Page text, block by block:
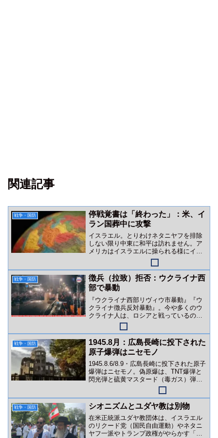
関連記事
戦争・国防
停戦覚書は「終わった」：米、イ
ラン国葬中に攻撃
イスラエル。とりわけネタニヤフを排除
しない限り中東に和平は訪れません。ア
メリカはイスラエルに操られる様にイラ
ンを攻撃。狙いはイランカーグ（ハール
戦争・国防
徴兵（拉致）拒否：ウクライナ西
部で暴動
『ウクライナ西部リヴィウ市暴動』『ウ
クライナ徴兵反対暴動』。今や多くのウ
クライナ人は、ロシアと戦っているので
はなくゼレンスキー政権（＆英米金融勢
力）と戦っています。
戦争・国防
1945.8月：広島長崎に投下された
原子爆弾はニセモノ
1945.8.6/8.9・広島長崎に投下された原子
爆弾はニセモノ。偽原爆は、TNT爆弾と
閃光弾と硫黄マスタード（毒ガス）弾な
戦争・国防 シオニズムとユダヤ教は別物
在米正統派ユダヤ教団体は、イスラエル
のリクード党（国民自由運動）やネタニ
ヤフ一派やトランプ政権がやらかす「ユ